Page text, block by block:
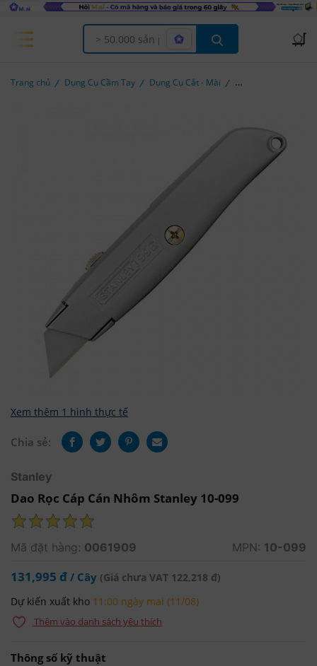
Offcanvas Menu Open
Trang chủ Dụng Cụ Cầm Tay Dụng Cụ Cắt - Mài
Xem thêm 1 hình thực tế
Chia sẻ:
Stanley
Dao Rọc Cáp Cán Nhôm Stanley 10-099
Mã đặt hàng: 0061909 MPN: 10-099
131,995 đ / Cây (Giá chưa VAT 122,218 đ)
Dự kiến xuất kho 11:00 ngày mai (11/08)
Thêm vào danh sách yêu thích
Thông số kỹ thuật